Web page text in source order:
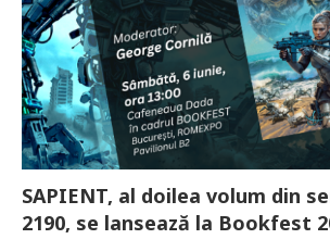
SAPIENT, al doilea volum din
2190, se lansează la Bookfest